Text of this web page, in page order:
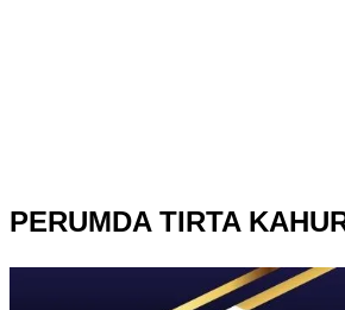
PERUMDA TIRTA